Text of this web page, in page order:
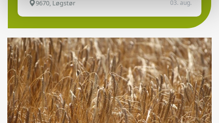
9670, Løgstør 03. aug.